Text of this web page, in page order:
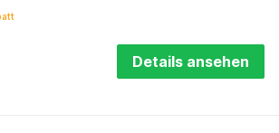
Details ansehen